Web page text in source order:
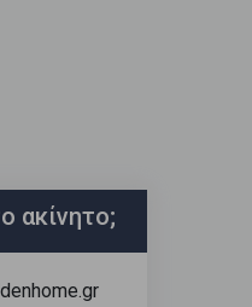
ακίνητο;